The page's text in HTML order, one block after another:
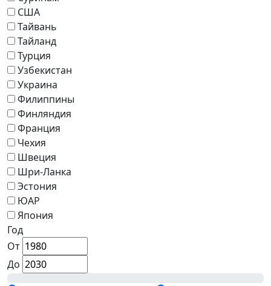
США
Тайвань
Тайланд
Турция
Узбекистан
Украина
Филиппины
Финляндия
Франция
Чехия
Швеция
Шри-Ланка
Эстония
ЮАР
Япония
Год
От
До